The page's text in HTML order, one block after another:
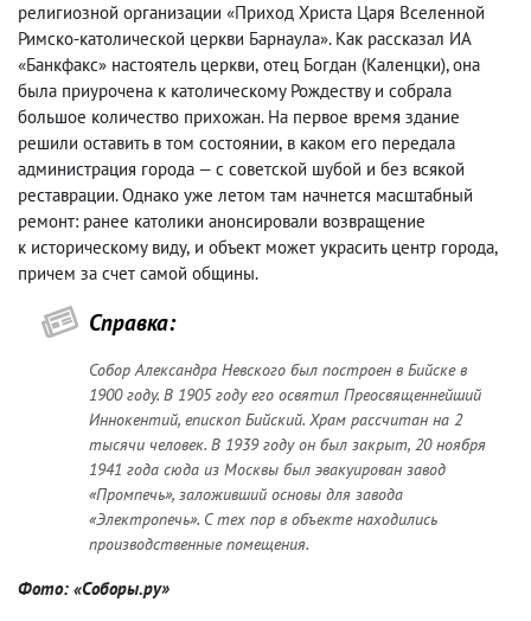
религиозной организации «Приход Христа Царя Вселенной
Римско-католической церкви Барнаула». Как рассказал ИА
«Банкфакс» настоятель церкви, отец Богдан (Каленцки), она
была приурочена к католическому Рождеству и собрала
большое количество прихожан. На первое время здание
решили оставить в том состоянии, в каком его передала
администрация города — с советской шубой и без всякой
реставрации. Однако уже летом там начнется масштабный
ремонт: ранее католики анонсировали возвращение
к историческому виду, и объект может украсить центр города,
причем за счет самой общины.
Справка:
Собор Александра Невского был построен в Бийске в
1900 году. В 1905 году его освятил Преосвященнейший
Иннокентий, епископ Бийский. Храм рассчитан на 2
тысячи человек. В 1939 году он был закрыт, 20 ноября
1941 года сюда из Москвы был эвакуирован завод
«Промпечь», заложивший основы для завода
«Электропечь». С тех пор в объекте находились
производственные помещения.
Фото: «Соборы.ру»